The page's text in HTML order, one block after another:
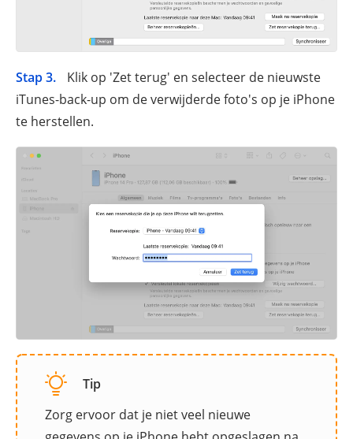
Stap 3.
Klik op 'Zet terug' en selecteer de nieuwste
iTunes-back-up om de verwijderde foto's op je iPhone
te herstellen.
Tip
Zorg ervoor dat je niet veel nieuwe